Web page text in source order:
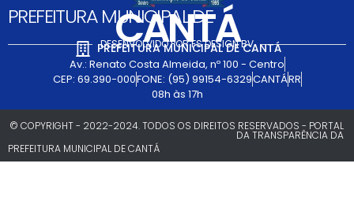
PREFEITURA MUNICIPAL DE
CANTÁ
DESENVOLVIDO POR FS DESIGN BV
PREFEITURA MUNICIPAL DE CANTÁ
Av.: Renato Costa Almeida, nº 100 - Centro
CEP: 69.390-000FONE: (95) 99154-6329CANTÁRR
08h às 17h
© COPYRIGHT - 2022-2024. TODOS OS DIREITOS RESERVADOS - PORTAL
DA TRANSPARÊNCIA DA
PREFEITURA MUNICIPAL DE CANTÁ